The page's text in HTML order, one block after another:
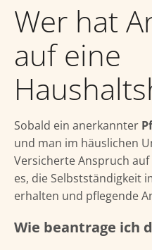
Wer hat
auf eine
Sobald ein anerkannter
und man im häuslichen
Versicherte Anspruch
es, die Selbstständigkeit
erhalten und pflegende
Wie beantrage ich